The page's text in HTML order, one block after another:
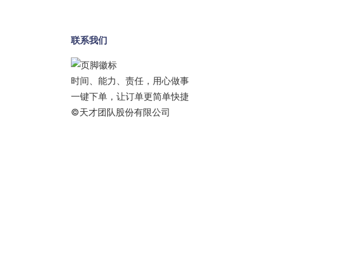
联系我们
时间、能力、责任，用心做事
一键下单，让订单更简单快捷
©天才团队股份有限公司